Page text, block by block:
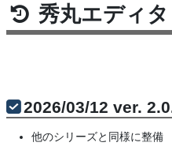
秀丸エディ
2026/03/12 ver.
他のシリーズと同様に整備